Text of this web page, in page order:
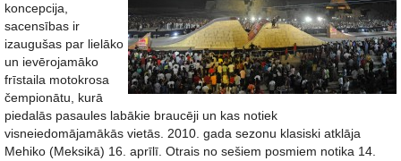
koncepcija,
sacensības ir
izaugušas par lielāko
un ievērojamāko
frīstaila motokrosa
čempionātu, kurā
piedalās pasaules labākie braucēji un kas notiek
visneiedomājamākās vietās. 2010. gada sezonu klasiski atklāja
Mehiko (Meksikā) 16. aprīlī. Otrais no sešiem posmiem notika 14.